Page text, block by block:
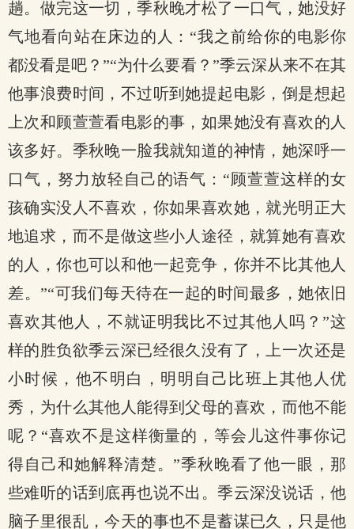
趟。做完这一切，季秋晚才松了一口气，她没好
气地看向站在床边的人：“我之前给你的电影你
都没看是吧？”“为什么要看？”季云深从来不在其
他事浪费时间，不过听到她提起电影，倒是想起
上次和顾萱萱看电影的事，如果她没有喜欢的人
该多好。季秋晚一脸我就知道的神情，她深呼一
口气，努力放轻自己的语气：“顾萱萱这样的女
孩确实没人不喜欢，你如果喜欢她，就光明正大
地追求，而不是做这些小人途径，就算她有喜欢
的人，你也可以和他一起竞争，你并不比其他人
差。”“可我们每天待在一起的时间最多，她依旧
喜欢其他人，不就证明我比不过其他人吗？”这
样的胜负欲季云深已经很久没有了，上一次还是
小时候，他不明白，明明自己比班上其他人优
秀，为什么其他人能得到父母的喜欢，而他不能
呢？“喜欢不是这样衡量的，等会儿这件事你记
得自己和她解释清楚。”季秋晚看了他一眼，那
些难听的话到底再也说不出。季云深没说话，他
脑子里很乱，今天的事也不是蓄谋已久，只是他